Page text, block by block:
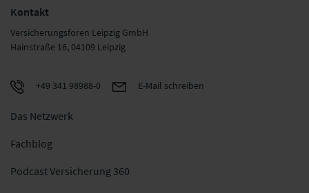
Kontakt
Versicherungsforen Leipzig GmbH
Hainstraße 16, 04109 Leipzig
+49 341 98988-0 E-Mail schreiben
Das Netzwerk
Fachblog
Podcast Versicherung 360